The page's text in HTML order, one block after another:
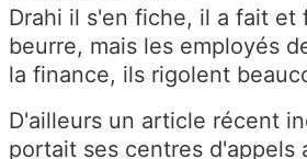
Drahi il s'en fiche, il a fait et
beurre, mais les employés
la finance, ils rigolent
D'ailleurs un article récent
portait ses centres d'appels